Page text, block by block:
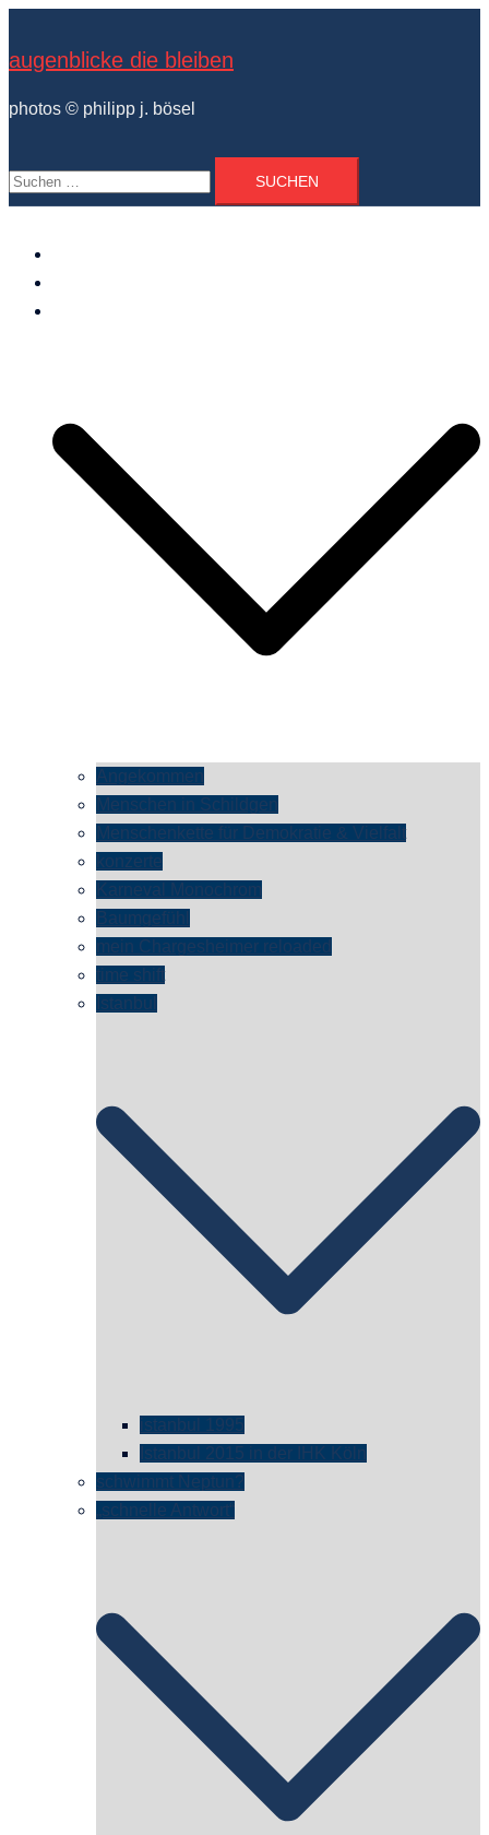
springen
augenblicke die bleiben
photos © philipp j. bösel
Suchen
nach:
Angekommen
Menschen in Schildgen
Menschenkette für Demokratie & Vielfalt
konzerte
Karneval Monochrom
Baumgefühl
mein Chargesheimer reloaded
time shift
Istanbul
istanbul 1995
Istanbul 2015 in der IHK Köln
schwimmt Neptun?
„schnelle Antwort“